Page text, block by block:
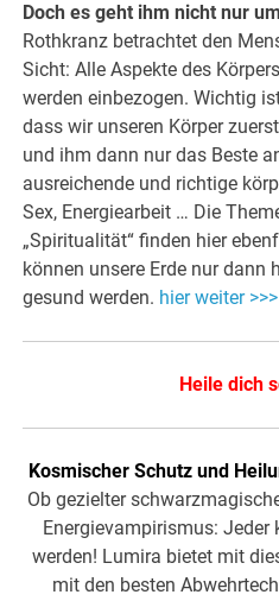
Doch es geht ihm nicht nur
Rothkranz betrachtet den
Sicht: Alle Aspekte des
werden einbezogen. Wichtig
dass wir unseren Körper
und ihm dann nur das Beste
ausreichende und richtige
Sex, Energiearbeit … Die
„Spiritualität“ finden hier
können unsere Erde nur dann
gesund werden. hier weiter >>>
Heile dich
Kosmischer Schutz und
Ob gezielter
Energievampirismus: Jeder
werden! Lumira bietet mit
mit den besten